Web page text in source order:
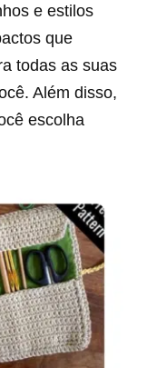
e estilos
que
todas as suas
Além disso,
escolha